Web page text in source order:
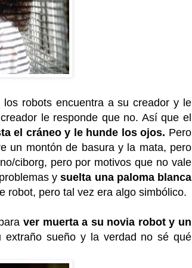
robots encuentra a su creador y le
le responde que no. Así que el
el cráneo y le hunde los ojos. Pero
un montón de basura y la mata, pero
ciborg, pero por motivos que no vale
ysuelta una paloma blanca
robot, pero tal vez era algo simbólico.
ver muerta a su novia robot y un
extraño sueño y la verdad no sé qué